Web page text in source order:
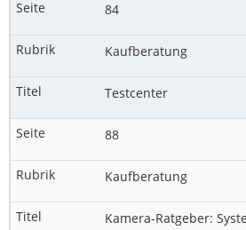
84
Kaufberatung
Testcenter
88
Kaufberatung
Kamera-Ratgeber: